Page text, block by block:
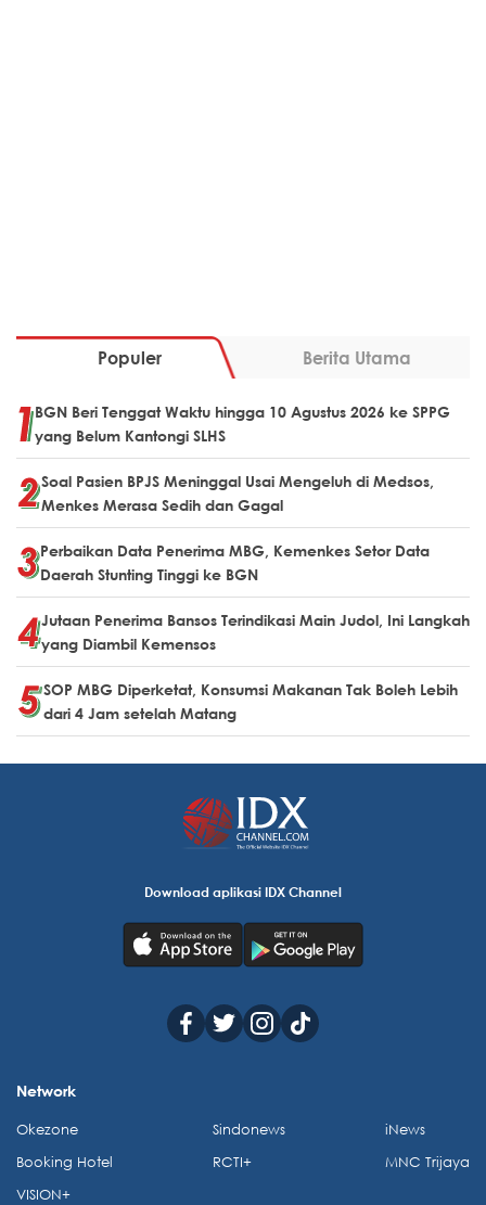
Populer Berita Utama
BGN Beri Tenggat Waktu hingga 10 Agustus 2026 ke SPPG
yang Belum Kantongi SLHS
Soal Pasien BPJS Meninggal Usai Mengeluh di Medsos,
Menkes Merasa Sedih dan Gagal
Perbaikan Data Penerima MBG, Kemenkes Setor Data
Daerah Stunting Tinggi ke BGN
Jutaan Penerima Bansos Terindikasi Main Judol, Ini Langkah
yang Diambil Kemensos
SOP MBG Diperketat, Konsumsi Makanan Tak Boleh Lebih
dari 4 Jam setelah Matang
Download aplikasi IDX Channel
Network
Okezone
Booking Hotel
VISION+
Sindonews
RCTI+
iNews
MNC Trijaya